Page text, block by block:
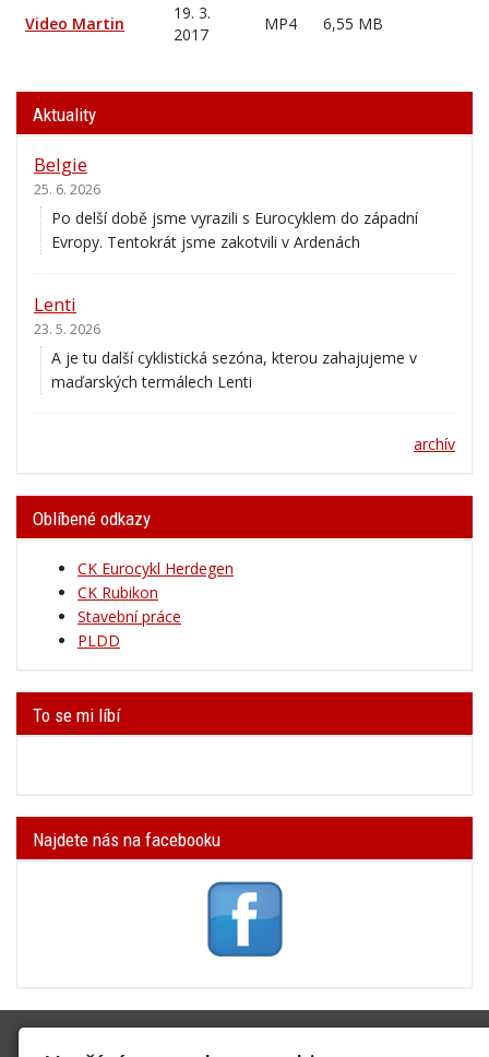
Video Martin
19. 3.
2017
MP4 6,55 MB
Aktuality
Belgie
25. 6. 2026
Po delší době jsme vyrazili s Eurocyklem do západní
Evropy. Tentokrát jsme zakotvili v Ardenách
Lenti
23. 5. 2026
A je tu další cyklistická sezóna, kterou zahajujeme v
maďarských termálech Lenti
archív
Oblíbené odkazy
CK Eurocykl Herdegen
CK Rubikon
Stavební práce
PLDD
To se mi líbí
Najdete nás na facebooku